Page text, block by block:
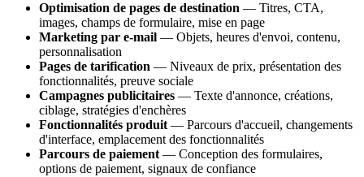
Optimisation de pages de destination — Titres, CTA,
images, champs de formulaire, mise en page
Marketing par e-mail — Objets, heures d'envoi, contenu,
personnalisation
Pages de tarification — Niveaux de prix, présentation des
fonctionnalités, preuve sociale
Campagnes publicitaires — Texte d'annonce, créations,
ciblage, stratégies d'enchères
Fonctionnalités produit — Parcours d'accueil, changements
d'interface, emplacement des fonctionnalités
Parcours de paiement — Conception des formulaires,
options de paiement, signaux de confiance